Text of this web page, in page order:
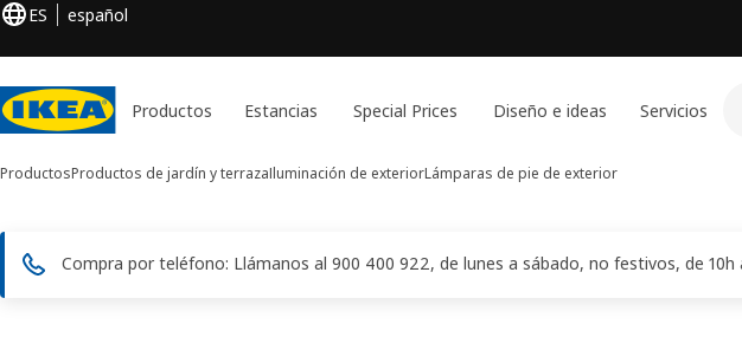
ES español
Productos Estancias Special Prices Diseño e ideas Servicios
ProductosProductos de jardín y terrazaIluminación de exteriorLámparas de pie de exterior
Compra por teléfono: Llámanos al 900 400 922, de lunes a sábado, no festivos, de